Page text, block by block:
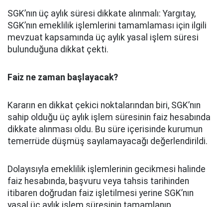
SGK’nın üç aylık süresi dikkate alınmalı: Yargıtay,
SGK’nın emeklilik işlemlerini tamamlaması için ilgili
mevzuat kapsamında üç aylık yasal işlem süresi
bulunduğuna dikkat çekti.
Faiz ne zaman başlayacak?
Kararın en dikkat çekici noktalarından biri, SGK’nın
sahip olduğu üç aylık işlem süresinin faiz hesabında
dikkate alınması oldu. Bu süre içerisinde kurumun
temerrüde düşmüş sayılamayacağı değerlendirildi.
Dolayısıyla emeklilik işlemlerinin gecikmesi halinde
faiz hesabında, başvuru veya tahsis tarihinden
itibaren doğrudan faiz işletilmesi yerine SGK’nın
yasal üç aylık işlem süresinin tamamlanıp